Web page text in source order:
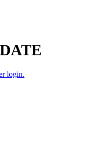
login.